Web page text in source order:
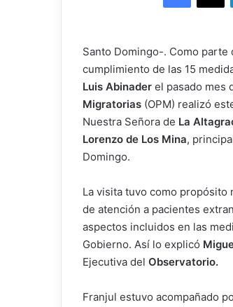
Santo Domingo-. Como
cumplimiento de las 15
Luis Abinader el pasado mes
Migratorias (OPM) realizó
Nuestra Señora de La
Lorenzo de Los Mina,
Domingo.
La visita tuvo como
de atención a pacientes
aspectos incluidos en las
Gobierno. Así lo explicó
Ejecutiva del Observatorio.
Franjul estuvo acompañado